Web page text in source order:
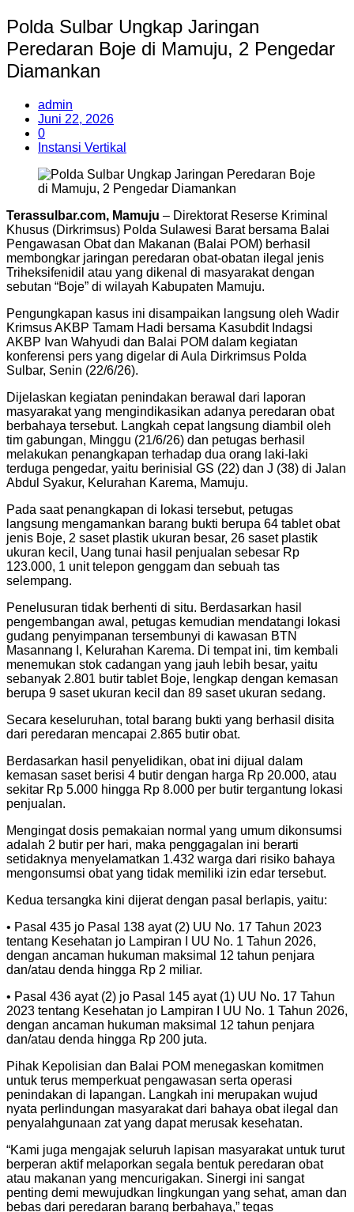
Polda Sulbar Ungkap Jaringan
Peredaran Boje di Mamuju, 2 Pengedar
Diamankan
admin
Juni 22, 2026
0
Instansi Vertikal
Terassulbar.com, Mamuju – Direktorat Reserse Kriminal
Khusus (Dirkrimsus) Polda Sulawesi Barat bersama Balai
Pengawasan Obat dan Makanan (Balai POM) berhasil
membongkar jaringan peredaran obat-obatan ilegal jenis
Triheksifenidil atau yang dikenal di masyarakat dengan
sebutan “Boje” di wilayah Kabupaten Mamuju.
Pengungkapan kasus ini disampaikan langsung oleh Wadir
Krimsus AKBP Tamam Hadi bersama Kasubdit Indagsi
AKBP Ivan Wahyudi dan Balai POM dalam kegiatan
konferensi pers yang digelar di Aula Dirkrimsus Polda
Sulbar, Senin (22/6/26).
Dijelaskan kegiatan penindakan berawal dari laporan
masyarakat yang mengindikasikan adanya peredaran obat
berbahaya tersebut. Langkah cepat langsung diambil oleh
tim gabungan, Minggu (21/6/26) dan petugas berhasil
melakukan penangkapan terhadap dua orang laki‑laki
terduga pengedar, yaitu berinisial GS (22) dan J (38) di Jalan
Abdul Syakur, Kelurahan Karema, Mamuju.
Pada saat penangkapan di lokasi tersebut, petugas
langsung mengamankan barang bukti berupa 64 tablet obat
jenis Boje, 2 saset plastik ukuran besar, 26 saset plastik
ukuran kecil, Uang tunai hasil penjualan sebesar Rp
123.000, 1 unit telepon genggam dan sebuah tas
selempang.
Penelusuran tidak berhenti di situ. Berdasarkan hasil
pengembangan awal, petugas kemudian mendatangi lokasi
gudang penyimpanan tersembunyi di kawasan BTN
Masannang I, Kelurahan Karema. Di tempat ini, tim kembali
menemukan stok cadangan yang jauh lebih besar, yaitu
sebanyak 2.801 butir tablet Boje, lengkap dengan kemasan
berupa 9 saset ukuran kecil dan 89 saset ukuran sedang.
Secara keseluruhan, total barang bukti yang berhasil disita
dari peredaran mencapai 2.865 butir obat.
Berdasarkan hasil penyelidikan, obat ini dijual dalam
kemasan saset berisi 4 butir dengan harga Rp 20.000, atau
sekitar Rp 5.000 hingga Rp 8.000 per butir tergantung lokasi
penjualan.
Mengingat dosis pemakaian normal yang umum dikonsumsi
adalah 2 butir per hari, maka penggagalan ini berarti
setidaknya menyelamatkan 1.432 warga dari risiko bahaya
mengonsumsi obat yang tidak memiliki izin edar tersebut.
Kedua tersangka kini dijerat dengan pasal berlapis, yaitu:
• Pasal 435 jo Pasal 138 ayat (2) UU No. 17 Tahun 2023
tentang Kesehatan jo Lampiran I UU No. 1 Tahun 2026,
dengan ancaman hukuman maksimal 12 tahun penjara
dan/atau denda hingga Rp 2 miliar.
• Pasal 436 ayat (2) jo Pasal 145 ayat (1) UU No. 17 Tahun
2023 tentang Kesehatan jo Lampiran I UU No. 1 Tahun 2026,
dengan ancaman hukuman maksimal 12 tahun penjara
dan/atau denda hingga Rp 200 juta.
Pihak Kepolisian dan Balai POM menegaskan komitmen
untuk terus memperkuat pengawasan serta operasi
penindakan di lapangan. Langkah ini merupakan wujud
nyata perlindungan masyarakat dari bahaya obat ilegal dan
penyalahgunaan zat yang dapat merusak kesehatan.
“Kami juga mengajak seluruh lapisan masyarakat untuk turut
berperan aktif melaporkan segala bentuk peredaran obat
atau makanan yang mencurigakan. Sinergi ini sangat
penting demi mewujudkan lingkungan yang sehat, aman dan
bebas dari peredaran barang berbahaya,” tegas